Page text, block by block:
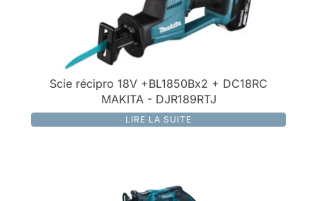
Scie récipro 18V +BL1850Bx2 + DC18RC
MAKITA - DJR189RTJ
LIRE LA SUITE